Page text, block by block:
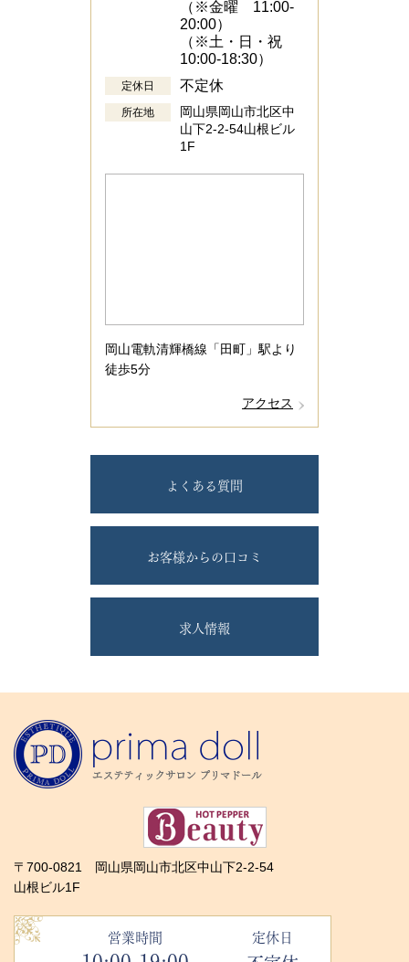
（※金曜 11:00-
20:00）
（※土・日・祝
10:00-18:30）
定休日 不定休
所在地
岡山県岡山市北区中
山下2-2-54山根ビル
1F
岡山電軌清輝橋線「田町」駅より
徒歩5分
アクセス
よくある質問
お客様からの口コミ
求人情報
〒700-0821 岡山県岡山市北区中山下2-2-54
山根ビル1F
営業時間 定休日